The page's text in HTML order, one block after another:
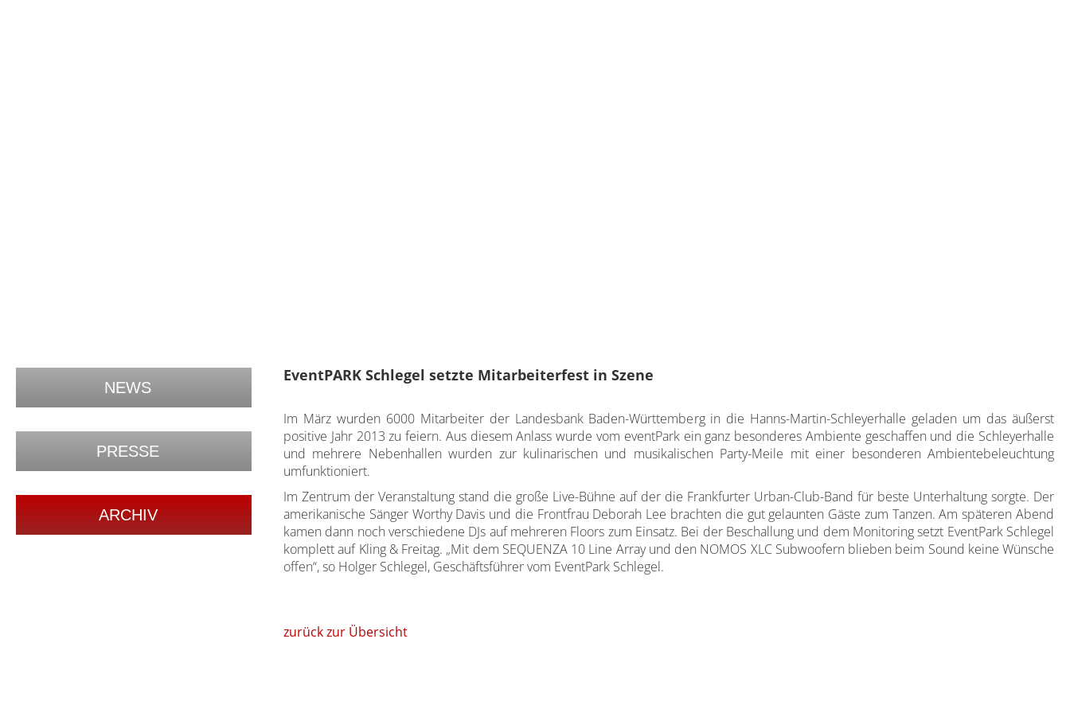
NEWS
PRESSE
ARCHIV
EventPARK Schlegel setzte Mitarbeiterfest in Szene
Im März wurden 6000 Mitarbeiter der Landesbank Baden-Württemberg in die Hanns-Martin-Schleyerhalle geladen um das äußerst
positive Jahr 2013 zu feiern. Aus diesem Anlass wurde vom eventPark ein ganz besonderes Ambiente geschaffen und die Schleyerhalle
und mehrere Nebenhallen wurden zur kulinarischen und musikalischen Party-Meile mit einer besonderen Ambientebeleuchtung
umfunktioniert.
Im Zentrum der Veranstaltung stand die große Live-Bühne auf der die Frankfurter Urban-Club-Band für beste Unterhaltung sorgte. Der
amerikanische Sänger Worthy Davis und die Frontfrau Deborah Lee brachten die gut gelaunten Gäste zum Tanzen. Am späteren Abend
kamen dann noch verschiedene DJs auf mehreren Floors zum Einsatz. Bei der Beschallung und dem Monitoring setzt EventPark Schlegel
komplett auf Kling & Freitag. „Mit dem SEQUENZA 10 Line Array und den NOMOS XLC Subwoofern blieben beim Sound keine Wünsche
offen“, so Holger Schlegel, Geschäftsführer vom EventPark Schlegel.
zurück zur Übersicht